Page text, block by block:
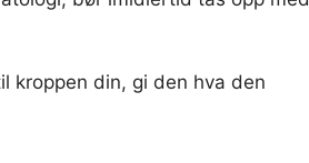
kroppen din, gi den hva den